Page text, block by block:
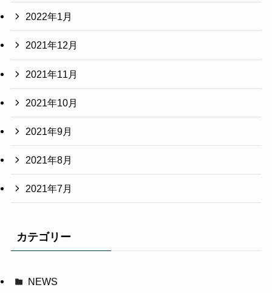
2022年1月
2021年12月
2021年11月
2021年10月
2021年9月
2021年8月
2021年7月
カテゴリー
NEWS